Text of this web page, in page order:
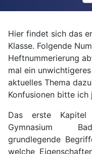
Hier findet sich das
Klasse. Folgende
Heftnummerierung
mal ein
aktuelles Thema
Konfusionen bitte
Das erste
Gymnasium
grundlegende
welche